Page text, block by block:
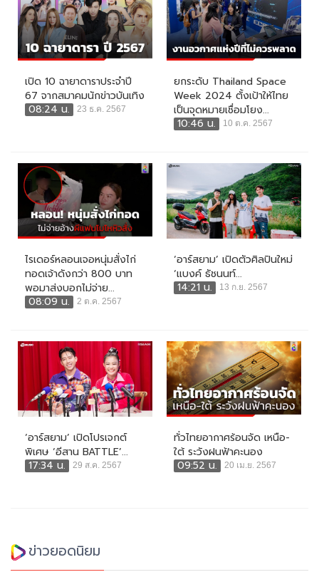
เปิด 10 ฉายาดาราประจำปี
67 จากสมาคมนักข่าวบันเทิง
08:24 น.
23 ธ.ค. 2567
ยกระดับ Thailand Space
Week 2024 ตั้งเป้าให้ไทย
เป็นจุดหมายเชื่อมโยง...
10:46 น.
10 ต.ค. 2567
ไรเดอร์หลอนเจอหนุ่มสั่งไก่
ทอดเจ้าดังกว่า 800 บาท
พอมาส่งบอกไม่จ่าย...
08:09 น.
2 ต.ค. 2567
‘อาร์สยาม’ เปิดตัวศิลปินใหม่
‘แบงค์ ธัชนนท์...
14:21 น.
13 ก.ย. 2567
‘อาร์สยาม’ เปิดโปรเจกต์
พิเศษ ‘อีสาน BATTLE’...
17:34 น.
29 ส.ค. 2567
ทั่วไทยอากาศร้อนจัด เหนือ-
ใต้ ระวังฝนฟ้าคะนอง
09:52 น.
20 เม.ย. 2567
ข่าวยอดนิยม